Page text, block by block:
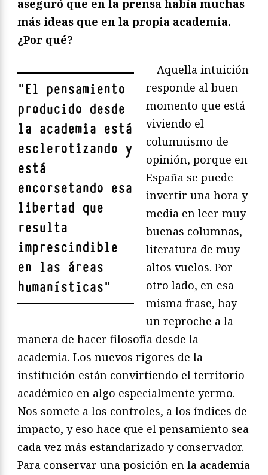
aseguró que en la prensa había muchas
más ideas que en la propia academia.
¿Por qué?
"El pensamiento
producido desde
la academia está
esclerotizando y
está
encorsetando esa
libertad que
resulta
imprescindible
en las áreas
humanísticas"
—Aquella intuición
responde al buen
momento que está
viviendo el
columnismo de
opinión, porque en
España se puede
invertir una hora y
media en leer muy
buenas columnas,
literatura de muy
altos vuelos. Por
otro lado, en esa
misma frase, hay
un reproche a la
manera de hacer filosofía desde la
academia. Los nuevos rigores de la
institución están convirtiendo el territorio
académico en algo especialmente yermo.
Nos somete a los controles, a los índices de
impacto, y eso hace que el pensamiento sea
cada vez más estandarizado y conservador.
Para conservar una posición en la academia